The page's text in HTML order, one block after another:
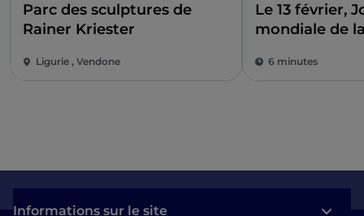
Parc des sculptures de
Rainer Kriester
Ligurie , Vendone
Le 13 février,
mondiale de
6 minutes
Informations sur le site